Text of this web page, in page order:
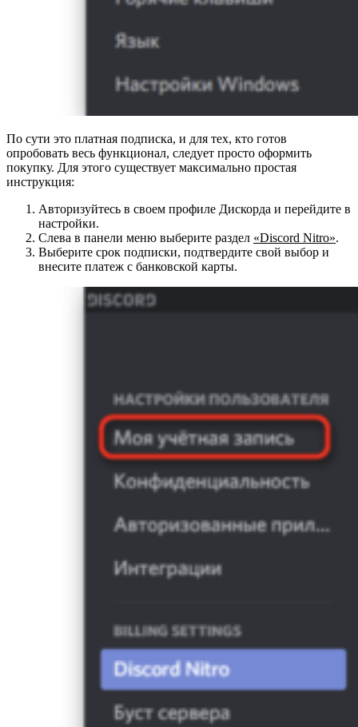
По сути это платная подписка, и для тех, кто готов
опробовать весь функционал, следует просто оформить
покупку. Для этого существует максимально простая
инструкция:
Авторизуйтесь в своем профиле Дискорда и перейдите в
настройки.
Слева в панели меню выберите раздел «Discord Nitro».
Выберите срок подписки, подтвердите свой выбор и
внесите платеж с банковской карты.